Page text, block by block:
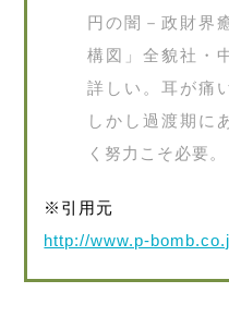
円の闇－政財界
構図」全貌社・
詳しい。耳が痛
しかし過渡期に
く努力こそ必要。
※引用元
http://www.p-